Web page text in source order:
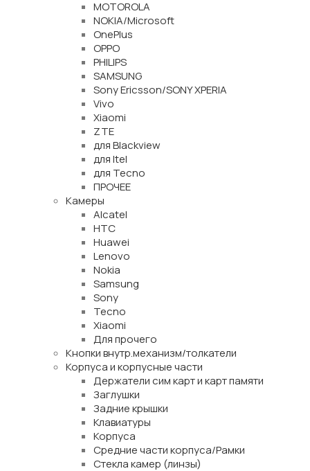
MOTOROLA
NOKIA/Microsoft
OnePlus
OPPO
PHILIPS
SAMSUNG
Sony Ericsson/SONY XPERIA
Vivo
Xiaomi
ZTE
для Blackview
для Itel
для Tecno
ПРОЧЕЕ
Камеры
Alcatel
HTC
Huawei
Lenovo
Nokia
Samsung
Sony
Tecno
Xiaomi
Для прочего
Кнопки внутр.механизм/толкатели
Корпуса и корпусные части
Держатели сим карт и карт памяти
Заглушки
Задние крышки
Клавиатуры
Корпуса
Средние части корпуса/Рамки
Стекла камер (линзы)